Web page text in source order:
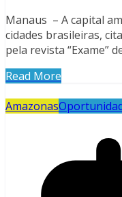
Manaus – A capital
cidades brasileiras,
pela revista “Exame”
Read More
Amazonas